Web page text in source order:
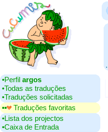
.
•‎Perfil argos
•‎Todas as traduções
•‎Traduções solicitadas
▪▪‎
Traduções favoritas
•‎Lista dos projectos
•‎Caixa de Entrada